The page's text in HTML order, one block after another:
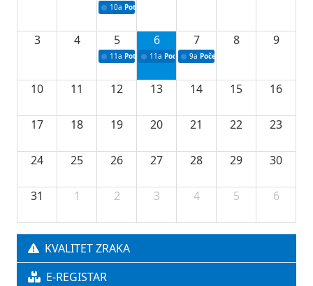
10a Potpisivanje ugovora sa neprofitnim
3 4 5
11a Potpisivanje ugovora o stipendijama za
6
11a Podrška razvoju vodne infrastrukture u
7
9a Početak izgradnje nove
8 9
10 11 12 13 14 15 16
17 18 19 20 21 22 23
24 25 26 27 28 29 30
31 1 2 3 4 5 6
KVALITET ZRAKA
E-REGISTAR